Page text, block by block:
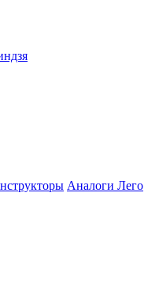
Аналоги Лего